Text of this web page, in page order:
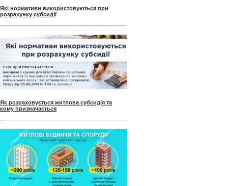
Які нормативи використовуються при
розрахунку субсидії
Як розраховується житлова субсидія та
кому призначається